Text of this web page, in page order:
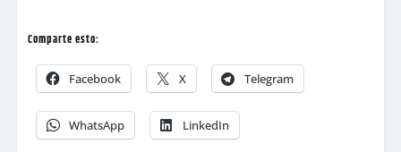
Comparte esto:
Facebook X Telegram
WhatsApp LinkedIn